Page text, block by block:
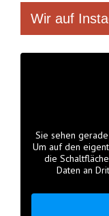
Wir auf
Sie sehen
Um auf den
die
Daten an